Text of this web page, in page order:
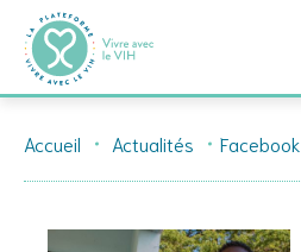
Accueil Actualités Facebook